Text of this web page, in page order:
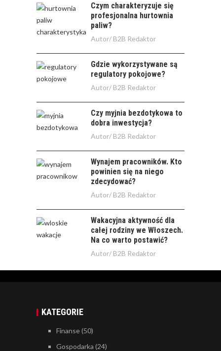
Czym charakteryzuje się
profesjonalna hurtownia
paliw?
Autor/ B2B Redaktor
Gdzie wykorzystywane są
regulatory pokojowe?
Autor/ B2B Redaktor
Czy myjnia bezdotykowa to
dobra inwestycja?
Autor/ B2B Redaktor
Wynajem pracowników. Kto
powinien się na niego
zdecydować?
Autor/ B2B Redaktor
Wakacyjna aktywność dla
całej rodziny we Włoszech.
Na co warto postawić?
Autor/ B2B Redaktor
KATEGORIE
Finanse(50)
Gospodarka (24)